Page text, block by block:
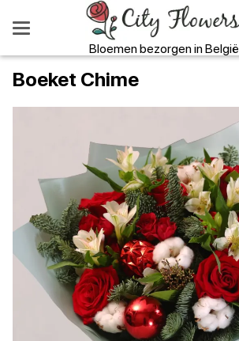
Bloemen bezorgen in België
Boeket Chime